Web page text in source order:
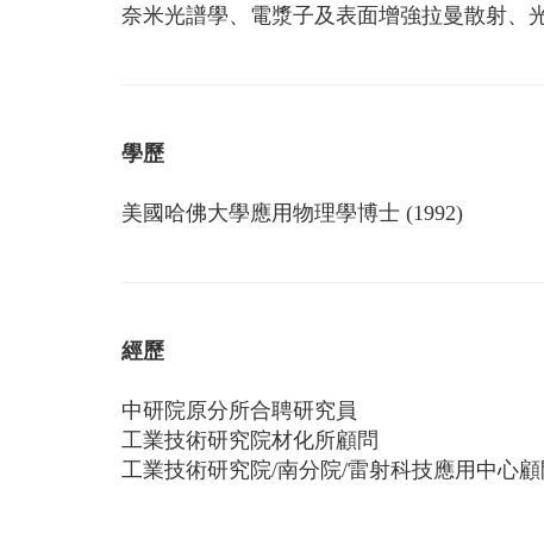
奈米光譜學、電漿子及表面增強拉曼散射、
學歷
美國哈佛大學應用物理學博士 (1992)
經歷
中研院原分所合聘研究員
工業技術研究院材化所顧問
工業技術研究院/南分院/雷射科技應用中心顧